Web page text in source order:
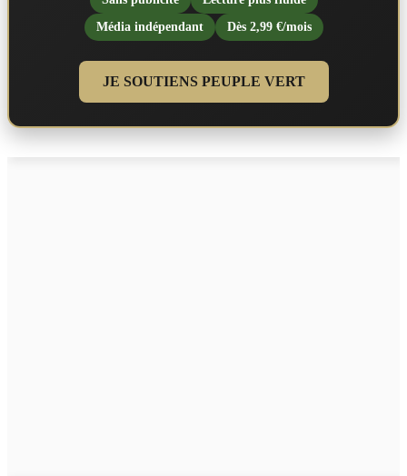
Média indépendant
Dès 2,99 €/mois
JE SOUTIENS PEUPLE VERT